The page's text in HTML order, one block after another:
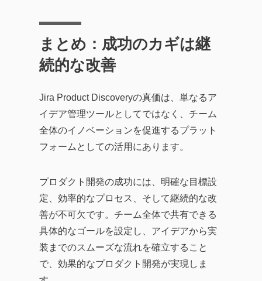
まとめ：成功のカギは継
続的な改善
Jira Product Discoveryの真価は、単なるア
イデア管理ツールとしてではなく、チーム
全体のイノベーションを促進するプラット
フォームとしての活用にあります。
プロダクト開発の成功には、明確な目標設
定、効率的なプロセス、そして継続的な改
善が不可欠です。チーム全体で共有できる
具体的なゴールを設定し、アイデアから実
装までのスムーズな流れを確立すること
で、効果的なプロダクト開発が実現しま